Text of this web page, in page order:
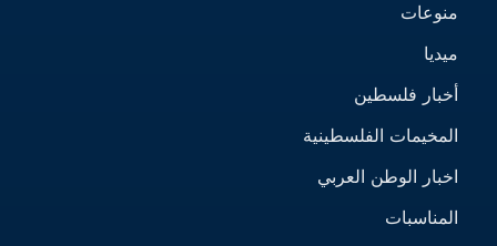
منوعات
ميديا
أخبار فلسطين
المخيمات الفلسطينية
اخبار الوطن العربي
المناسبات